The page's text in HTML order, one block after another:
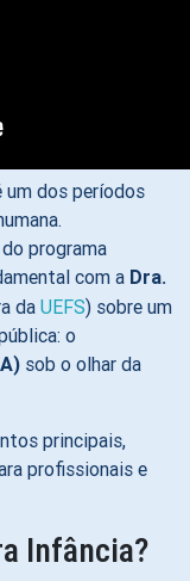
dos períodos
programa
com a Dra.
daUEFS) sobre um
o
sob o olhar da
principais,
profissionais e
Infância?